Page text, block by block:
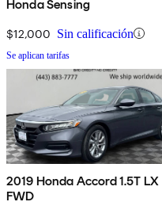
Honda Sensing
$12,000 Sin calificación
Se aplican tarifas
2019 Honda Accord 1.5T LX
FWD